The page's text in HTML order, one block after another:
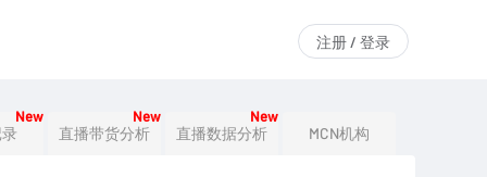
注册 / 登录
New
直播带货分析
New
直播数据分析
New
MCN机构